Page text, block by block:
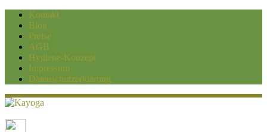
Kontakt
Blog
Preise
AGB
Hygiene-Konzept
Impressum
Datenschutzerklärung
Kayoga
Yoga und Personaltraining Duisburg